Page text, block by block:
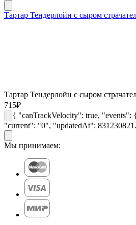
Тартар Тендерлойн с сыром
Тартар Тендерлойн с сыром
715₽
{ "canTrackVelocity": true, "events":
"current": "0", "updatedAt":
Мы принимаем: